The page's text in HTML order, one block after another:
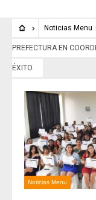
Noticias Menu
PREFECTURA EN
ÉXITO.
Noticias Menu